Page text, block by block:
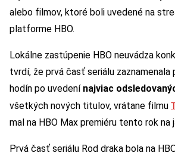
alebo filmov, ktoré boli uvedené na
platforme HBO.
Lokálne zastúpenie HBO neuvádza
tvrdí, že prvá časť seriálu zaznamenala
hodín po uvedení najviac
všetkých nových titulov, vrátane filmu
mal na HBO Max premiéru tento rok na
Prvá časť seriálu Rod draka bola na